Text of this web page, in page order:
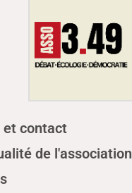
et contact
de l'association